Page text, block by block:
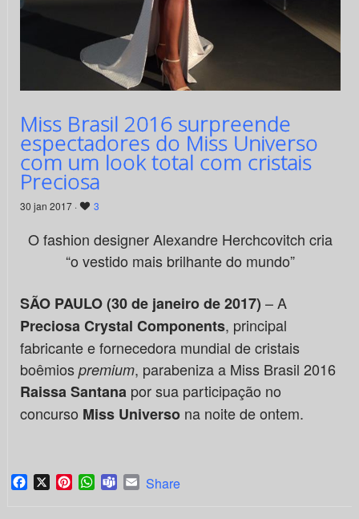
Miss Brasil 2016 surpreende
espectadores do Miss Universo
com um look total com cristais
Preciosa
30 jan 2017 · 3
O fashion designer Alexandre Herchcovitch cria
“o vestido mais brilhante do mundo”
SÃO PAULO (30 de janeiro de 2017) – A
Preciosa Crystal Components, principal
fabricante e fornecedora mundial de cristais
boêmios premium, parabeniza a Miss Brasil 2016
Raissa Santanapor sua participação no
concurso Miss Universona noite de ontem.
Facebook
X PinterestWhatsApp
TeamsEmail
Share